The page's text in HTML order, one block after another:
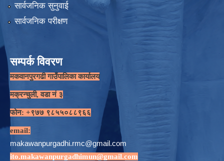
सार्वजनिक सुनुवाई
सार्वजनिक परीक्षण
सम्पर्क विवरण
मकवानपुरगढी गाउँपालिका कार्यालय
मक्रन्चुली, वडा नं ३
फोन: +९७७ ९८५५०८८९६६
email:
makawanpurgadhi.rmc@gmail.com
ito.makawanpurgadhimun@gmail.com